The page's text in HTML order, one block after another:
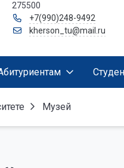
275500
+7(990)248-9492
kherson_tu@mail.ru
Музей